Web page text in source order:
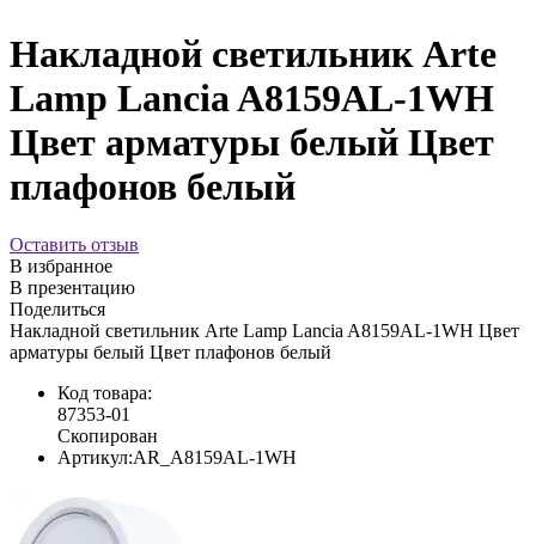
Накладной светильник Arte
Lamp Lancia A8159AL-1WH
Цвет арматуры белый Цвет
плафонов белый
Оставить отзыв
В избранное
В презентацию
Поделиться
Накладной светильник Arte Lamp Lancia A8159AL-1WH Цвет
арматуры белый Цвет плафонов белый
Код товара:
87353-01
Скопирован
Артикул:AR_A8159AL-1WH